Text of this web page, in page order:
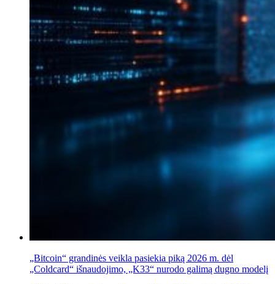
„Bitcoin“ grandinės veikla pasiekia piką 2026 m. dėl
„Coldcard“ išnaudojimo, „K33“ nurodo galimą dugno modelį